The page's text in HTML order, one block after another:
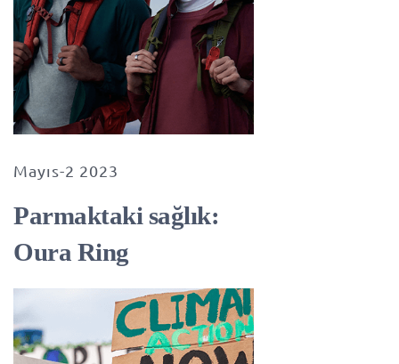
Mayıs-2 2023
Parmaktaki sağlık:
Oura Ring